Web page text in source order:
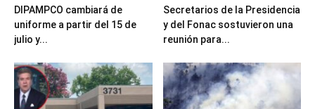
DIPAMPCO cambiará de
uniforme a partir del 15 de
julio y...
Secretarios de la Presidencia
y del Fonac sostuvieron una
reunión para...